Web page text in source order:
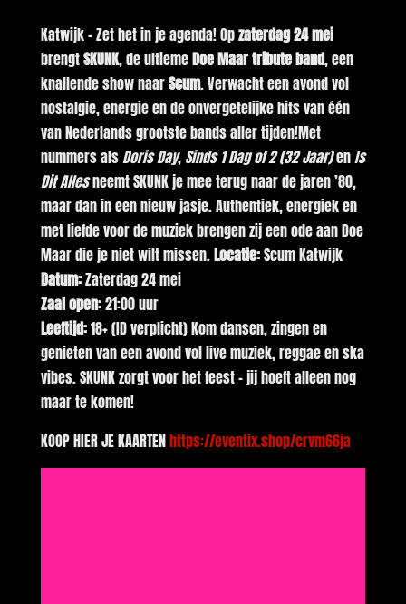
Katwijk – Zet het in je agenda! Opzaterdag 24 mei
brengtSKUNK, de ultiemeDoe Maar tribute band, een
knallende show naarScum. Verwacht een avond vol
nostalgie, energie en de onvergetelijke hits van één
van Nederlands grootste bands aller tijden!Met
nummers alsDoris Day, Sinds 1 Dag of 2 (32 Jaar)enIs
Dit Allesneemt SKUNK je mee terug naar de jaren ’80,
maar dan in een nieuw jasje. Authentiek, energiek en
met liefde voor de muziek brengen zij een ode aan Doe
Maar die je niet wilt missen.Locatie:Scum Katwijk
Datum:Zaterdag 24 mei
Zaal open:21:00 uur
Leeftijd:18+ (ID verplicht) Kom dansen, zingen en
genieten van een avond vol live muziek, reggae en ska
vibes. SKUNK zorgt voor het feest – jij hoeft alleen nog
maar te komen!
KOOP HIER JE KAARTENhttps://eventix.shop/crvm66ja